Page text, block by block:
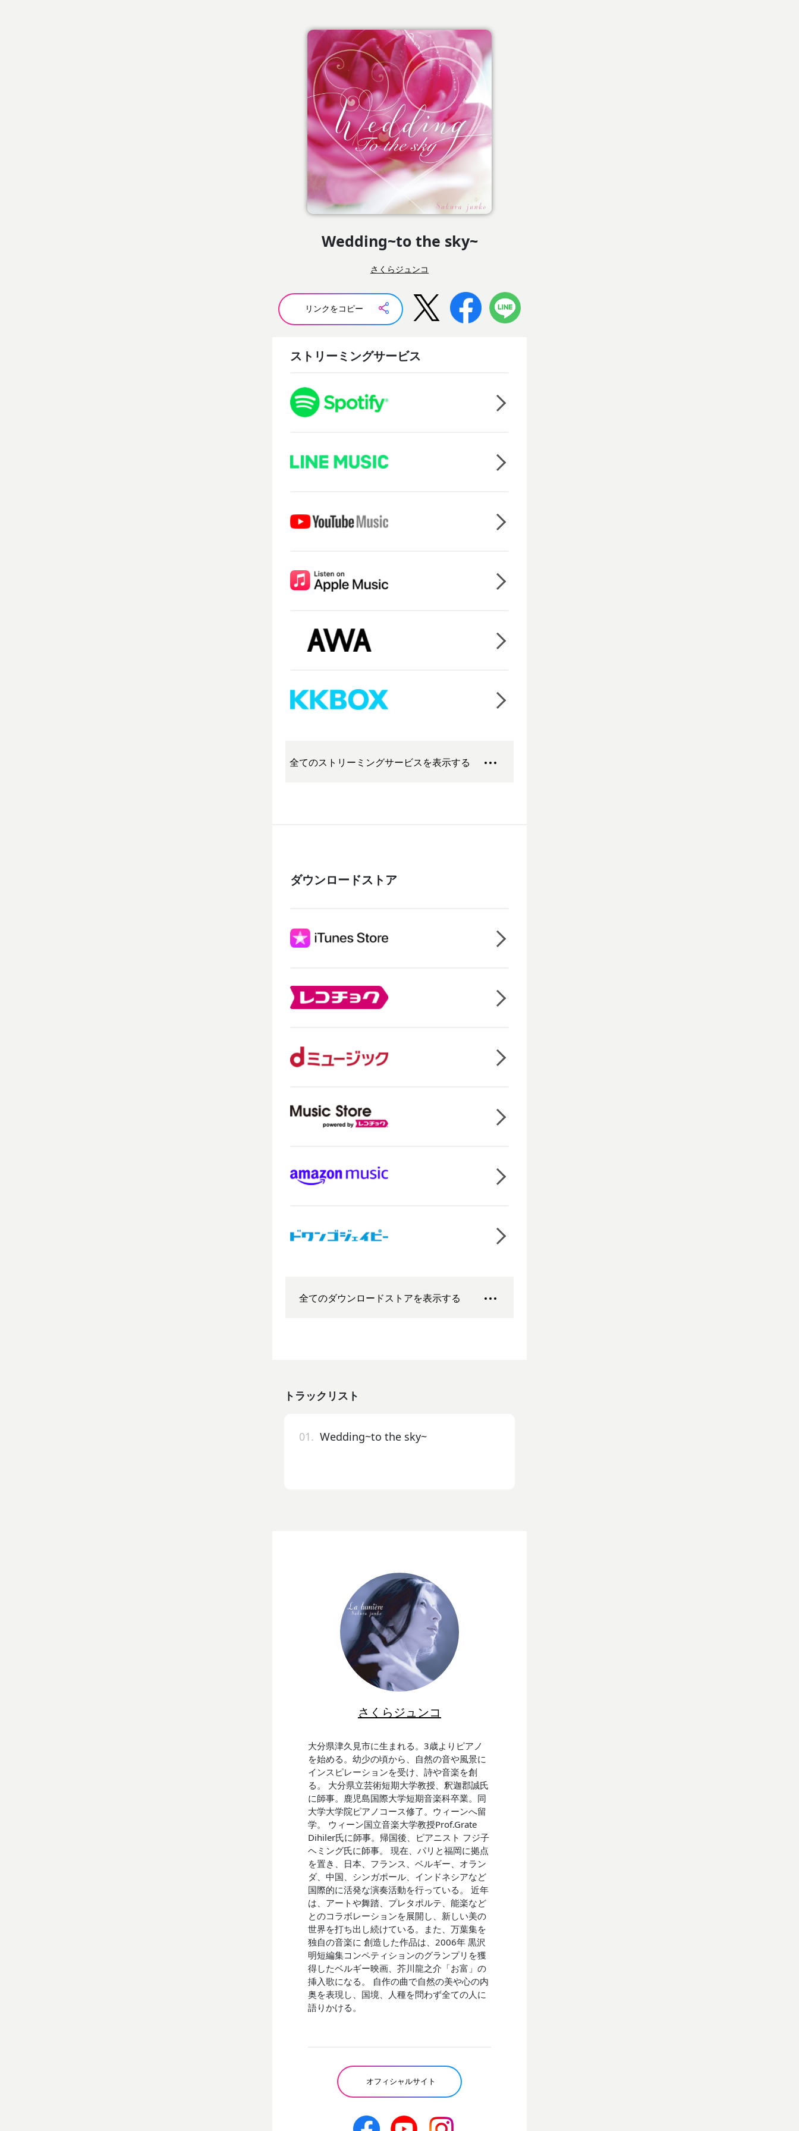
Wedding~to the sky~
さくらジュンコ
リンクをコピー
ストリーミングサービス
全てのストリーミングサービスを表示する
ダウンロードストア
全てのダウンロードストアを表示する
トラックリスト
01. Wedding~to the sky~
さくらジュンコ
大分県津久見市に生まれる。3歳よりピアノ
を始める。幼少の頃から、自然の音や風景に
インスピレーションを受け、詩や音楽を創
る。 大分県立芸術短期大学教授、釈迦郡誠氏
に師事。鹿児島国際大学短期音楽科卒業。同
大学大学院ピアノコース修了。ウィーンへ留
学。 ウィーン国立音楽大学教授Prof.Grate
Dihiler氏に師事。帰国後、ピアニスト フジ子
ヘミング氏に師事。 現在、パリと福岡に拠点
を置き、日本、フランス、ベルギー、オラン
ダ、中国、シンガポール、インドネシアなど
国際的に活発な演奏活動を行っている。 近年
は、アートや舞踏、プレタポルテ、能楽など
とのコラボレーションを展開し、新しい美の
世界を打ち出し続けている。また、万葉集を
独自の音楽に 創造した作品は、2006年 黒沢
明短編集コンペティションのグランプリを獲
得したベルギー映画、芥川龍之介「お富」の
挿入歌になる。 自作の曲で自然の美や心の内
奥を表現し、国境、人種を問わず全ての人に
語りかける。
オフィシャルサイト